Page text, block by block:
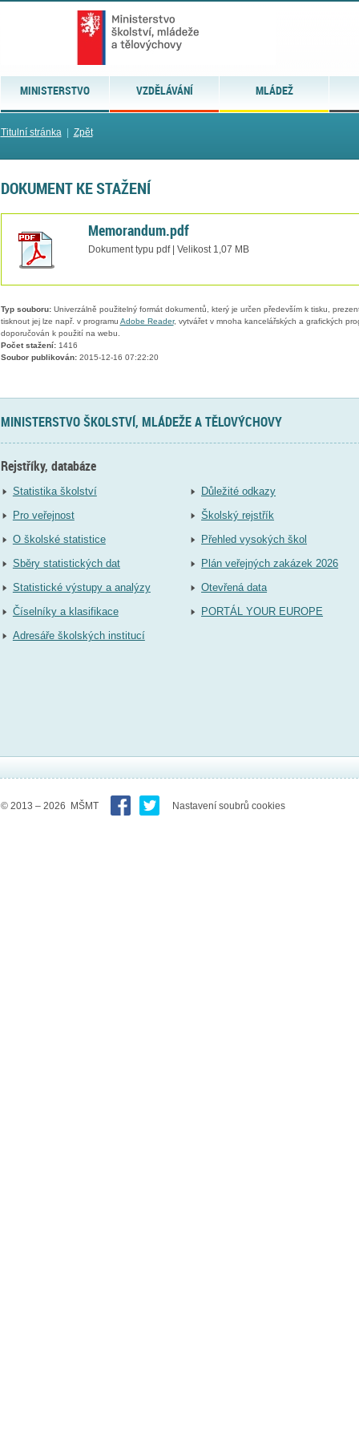
MINISTERSTVO VZDĚLÁVÁNÍ MLÁDEŽ
Titulní stránka| Zpět
DOKUMENT KE STAŽENÍ
Memorandum.pdf
Dokument typu pdf | Velikost 1,07 MB
Typ souboru:Univerzálně použitelný formát dokumentů, který je určen především k tisku,
tisknout jej lze např. v programu Adobe Reader, vytvářet v mnoha kancelářských a grafických
doporučován k použití na webu.
Počet stažení:1416
Soubor publikován:2015-12-16 07:22:20
MINISTERSTVO ŠKOLSTVÍ, MLÁDEŽE A TĚLOVÝCHOVY
Rejstříky, databáze
Statistika školství
Pro veřejnost
O školské statistice
Sběry statistických dat
Statistické výstupy a analýzy
Číselníky a klasifikace
Adresáře školských institucí
Důležité odkazy
Školský rejstřík
Přehled vysokých škol
Plán veřejných zakázek 2026
Otevřená data
PORTÁL YOUR EUROPE
© 2013 – 2026 MŠMT Nastavení soubrů cookies